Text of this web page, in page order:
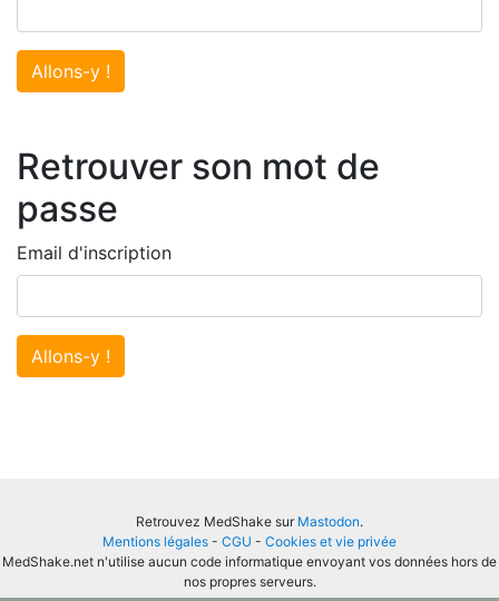
Allons-y !
Retrouver son mot de
passe
Email d'inscription
Allons-y !
Retrouvez MedShake sur Mastodon.
Mentions légales - CGU - Cookies et vie privée
MedShake.net n'utilise aucun code informatique envoyant vos données hors de
nos propres serveurs.